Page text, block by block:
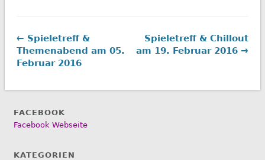
← Spieletreff &
Themenabend am 05.
Februar 2016
Spieletreff & Chillout
am 19. Februar 2016 →
FACEBOOK
Facebook Webseite
KATEGORIEN